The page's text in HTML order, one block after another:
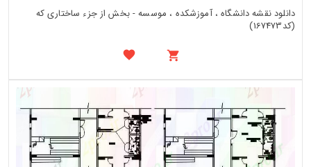
دانلود نقشه دانشگاه ، آموزشکده ، موسسه - بخش از جزء ساختاری که
(کد167473)